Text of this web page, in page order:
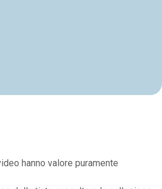
hanno valore puramente